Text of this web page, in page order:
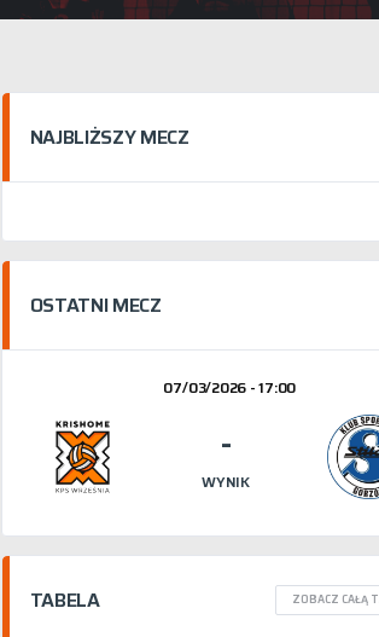
NAJBLIŻSZY MECZ
OSTATNI MECZ
07/03/2026 - 17:00
-
WYNIK
TABELA ZOBACZ CAŁĄ